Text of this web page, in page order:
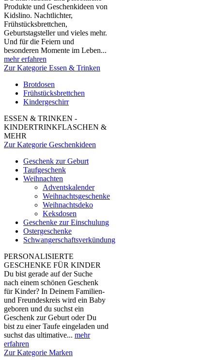
Produkte und Geschenkideen von
Kidslino. Nachtlichter,
Frühstücksbrettchen,
Geburtstagsteller und vieles mehr.
Und für die Feiern und
besonderen Momente im Leben...
mehr erfahren
Zur Kategorie Essen & Trinken
Brotdosen
Frühstücksbrettchen
Kindergeschirr
ESSEN & TRINKEN -
KINDERTRINKFLASCHEN &
MEHR
Zur Kategorie Geschenkideen
Geschenk zur Geburt
Taufgeschenk
Weihnachten
Adventskalender
Weihnachtsgeschenke
Weihnachtsdeko
Keksdosen
Geschenke zur Einschulung
Ostergeschenke
Schwangerschaftsverkündung
PERSONALISIERTE
GESCHENKE FÜR KINDER
Du bist gerade auf der Suche
nach einem schönen Geschenk
für Kinder? In Deinem Familien-
und Freundeskreis wird ein Baby
geboren und du suchst ein
Geschenk zur Geburt oder Du
bist zu einer Taufe eingeladen und
suchst das ultimative... mehr
erfahren
Zur Kategorie Marken